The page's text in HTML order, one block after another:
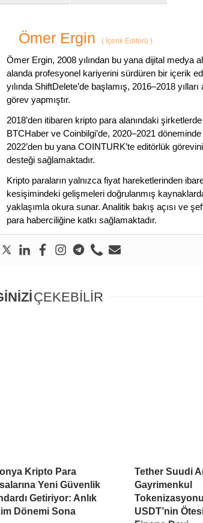
Ömer Ergin ( İçerik Editörü )
Ömer Ergin, 2008 yılından bu yana dijital medya
alanda profesyonel kariyerini sürdüren bir içerik
yılında ShiftDelete’de başlamış, 2016–2018
görev yapmıştır.
2018’den itibaren kripto para alanındaki
BTCHaber ve Coinbilgi’de, 2020–2021
2022’den bu yana COINTURK’te editörlük
desteği sağlamaktadır.
Kripto paraların yalnızca fiyat hareketlerinden
kesişimindeki gelişmeleri doğrulanmış
yaklaşımla okura sunar. Analitik bakış açısı ve
para haberciliğine katkı sağlamaktadır.
ÇEKEBİLİR
Kripto Para
Yeni Güvenlik
Getiriyor: Anlık
Dönemi Sona
Tether Suudi
Gayrimenkul
USDT’nin